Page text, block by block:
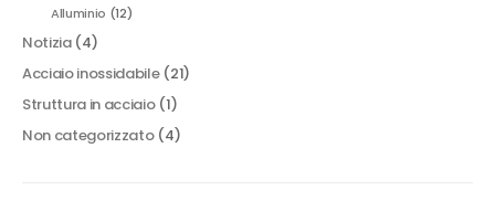
Alluminio (12)
Notizia(4)
Acciaio inossidabile(21)
Struttura in acciaio(1)
Non categorizzato(4)